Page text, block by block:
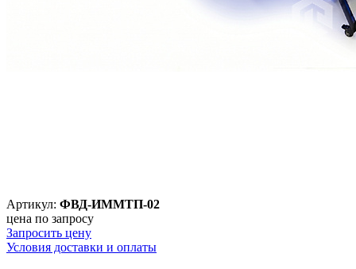
Артикул: ФВД-ИММТП-02
цена по запросу
Запросить цену
Условия доставки и оплаты